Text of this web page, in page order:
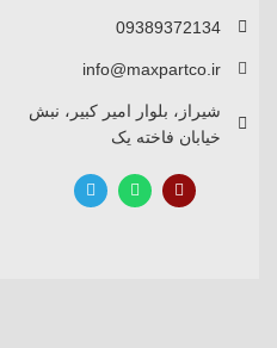
09389372134
info@maxpartco.ir
شیراز، بلوار امیر کبیر، نبش
خیابان فاخته یک